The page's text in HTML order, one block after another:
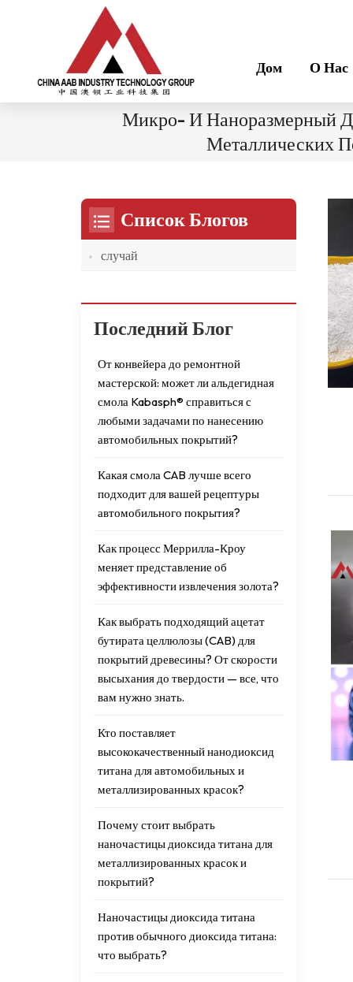
Дом О Нас
Микро- И Наноразмерный
Металлических
Список Блогов
случай
Последний Блог
От конвейера до ремонтной
мастерской: может ли альдегидная
смола Kabasph® справиться с
любыми задачами по нанесению
автомобильных покрытий?
Какая смола CAB лучше всего
подходит для вашей рецептуры
автомобильного покрытия?
Как процесс Меррилла-Кроу
меняет представление об
эффективности извлечения золота?
Как выбрать подходящий ацетат
бутирата целлюлозы (CAB) для
покрытий древесины? От скорости
высыхания до твердости — все, что
вам нужно знать.
Кто поставляет
высококачественный нанодиоксид
титана для автомобильных и
металлизированных красок?
Почему стоит выбрать
наночастицы диоксида титана для
металлизированных красок и
покрытий?
Наночастицы диоксида титана
против обычного диоксида титана:
что выбрать?